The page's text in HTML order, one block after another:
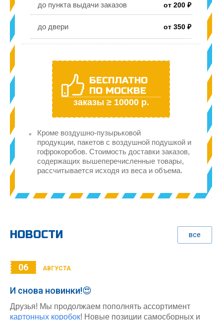
до пункта выдачи заказов от 200 ₽
до двери от 350 ₽
БЕСПЛАТНО
ПО МОСКВЕ
заказы ≥ 10000 р.
Кроме воздушно-пузырьковой
продукции, пакетов с воздушной подушкой и
гофрокоробов. Стоимость доставки заказов,
содержащих вышеперечисленные товары,
рассчитывается исходя из веса и объема.
НОВОСТИ все
06 АВГУСТА
И снова новинки!😍
Друзья! Мы продолжаем пополнять ассортимент
картонных коробок! Новые позиции самосборных и